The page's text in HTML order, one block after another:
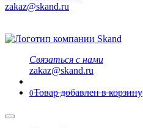
zakaz@skand.ru
Связаться с нами
zakaz@skand.ru
0Товар добавлен в корзину